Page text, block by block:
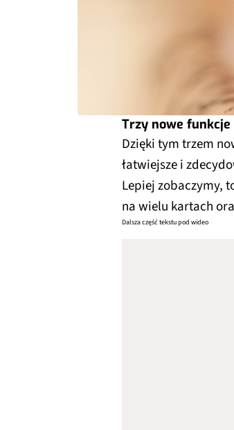
Trzy nowe funkcje
Dzięki tym trzem
łatwiejsze i
Lepiej zobaczymy,
na wielu kartach
Dalsza część tekstu pod wideo